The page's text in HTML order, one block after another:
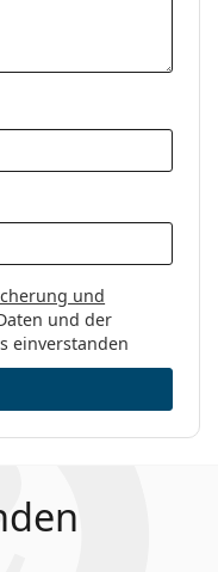
und
und der
einverstanden